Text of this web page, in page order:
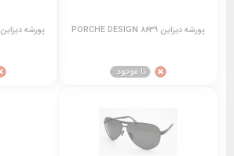
پورشه دیزاین 8639 PORCHE DESIGN پورشه دیزاین 8541 PORCHE DESIGN